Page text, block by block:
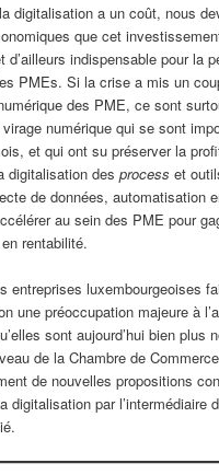
digitalisation a un coût, nous
que cet
d’ailleurs indispensable pour la
PMEs. Si la crise a mis un
des PME, ce sont
numérique qui se sont
et qui ont su préserver la
digitalisation desprocess et
de données, automatisation
au sein des PME pour
rentabilité.
entreprises luxembourgeoises
une préoccupation majeure à
sont aujourd’hui bien plus
de la Chambre de
de nouvelles propositions
digitalisation par l’intermédiaire